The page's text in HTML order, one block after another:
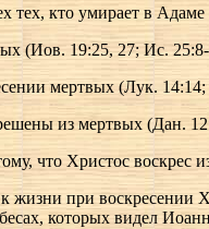
тех, кто умирает в
(Иов. 19:25, 27; Ис.
мертвых (Лук.
из мертвых (Дан.
что Христос воскрес
жизни при воскресении
которых видел